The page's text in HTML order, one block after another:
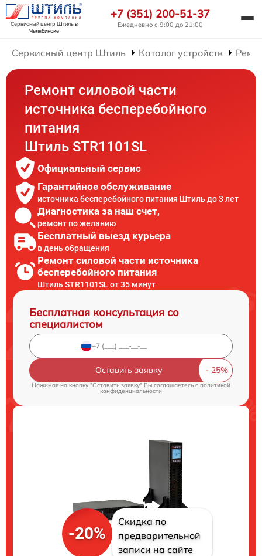
Сервисный центр Штильв
Челябинске
+7 (351) 200-51-37
Ежедневно с 9:00 до 21:00
Сервисный центр Штиль Каталог устройств
Ремонт силовой части
источника бесперебойного
питания
Штиль STR1101SL
Официальный сервис
Гарантийное обслуживание
источника бесперебойного питания Штиль до 3 лет
Диагностика за наш счет,
ремонт по желанию
Бесплатный выезд курьера
в день обращения
Ремонт силовой части источника
бесперебойного питания
Штиль STR1101SL от 35 минут
Бесплатная консультация со
специалистом
Оставить заявку
Нажимая на кнопку "Оставить заявку" Вы соглашаетесь cполитикой
конфиденциальности
-20%
Скидка по
предварительной
записи на сайте